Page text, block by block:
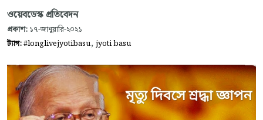
ওয়েবডেস্ক প্রতিবেদন
প্রকাশ: ১৭-জানুয়ারি-২০২১
ট্যাগ:#longlivejyotibasu, jyoti basu